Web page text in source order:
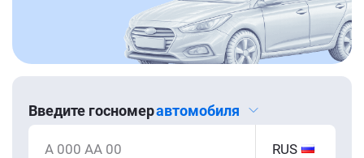
Введите госномеравтомобиля
А 000 АА 00 RUS